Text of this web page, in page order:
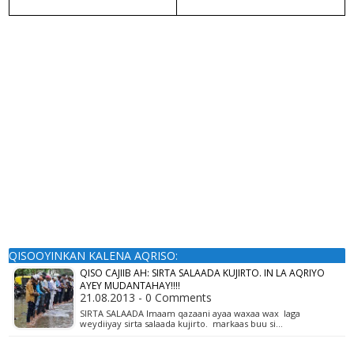
QISOOYINKAN KALENA AQRISO:
QISO CAJIIB AH: SIRTA SALAADA KUJIRTO. IN LA AQRIYO
AYEY MUDANTAHAY!!!!
21.08.2013 - 0 Comments
SIRTA SALAADA Imaam qazaani ayaa waxaa wax laga
weydiiyay sirta salaada kujirto. markaas buu si…